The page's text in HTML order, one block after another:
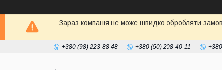
Зараз компанія не може швидко обробляти
+380 (98) 223-88-48 +380 (50) 208-40-11